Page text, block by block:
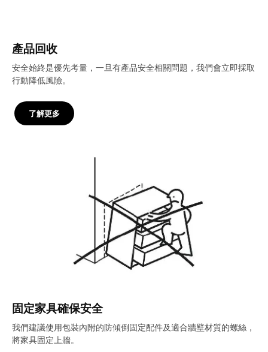
產品回收
安全始終是優先考量，一旦有產品安全相關問題，我們會立即採取
行動降低風險。
了解更多
固定家具確保安全
我們建議使用包裝內附的防傾倒固定配件及適合牆壁材質的螺絲，
將家具固定上牆。